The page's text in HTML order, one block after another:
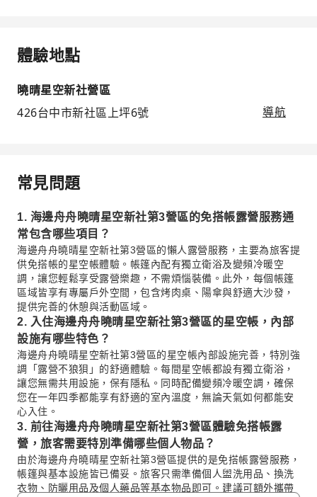
體驗地點
曉晴星空新社營區
426台中市新社區上坪6號
導航
常見問題
1. 海邊舟舟曉晴星空新社第3營區的免搭帳露營服務通
常包含哪些項目？
海邊舟舟曉晴星空新社第3營區的懶人露營服務，主要為旅客提
供免搭帳的星空帳體驗。帳篷內配有獨立衛浴及變頻冷暖空
調，讓您輕鬆享受露營樂趣，不需煩惱裝備。此外，每個帳篷
區域皆享有專屬戶外空間，包含烤肉桌、陽傘與舒適大沙發，
提供完善的休憩與活動區域。
2. 入住海邊舟舟曉晴星空新社第3營區的星空帳，內部
設施有哪些特色？
海邊舟舟曉晴星空新社第3營區的星空帳內部設施完善，特別強
調「露營不狼狽」的舒適體驗。每間星空帳都設有獨立衛浴，
讓您無需共用設施，保有隱私。同時配備變頻冷暖空調，確保
您在一年四季都能享有舒適的室內溫度，無論天氣如何都能安
心入住。
3. 前往海邊舟舟曉晴星空新社第3營區體驗免搭帳露
營，旅客需要特別準備哪些個人物品？
由於海邊舟舟曉晴星空新社第3營區提供的是免搭帳露營服務，
帳篷與基本設施皆已備妥。旅客只需準備個人盥洗用品、換洗
衣物、防曬用品及個人藥品等基本物品即可。建議可額外攜帶